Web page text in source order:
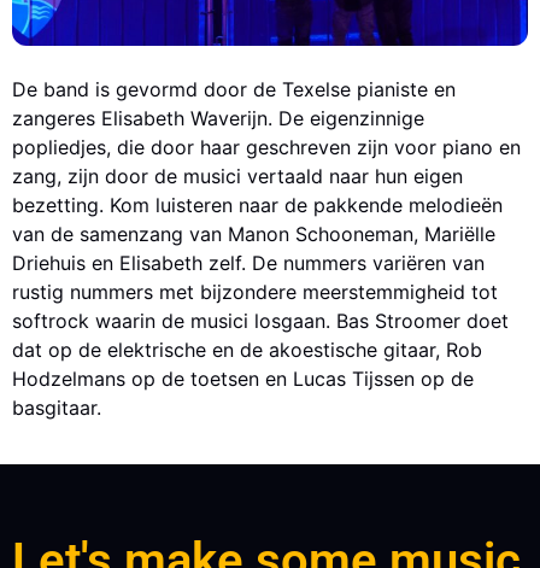
De band is gevormd door de Texelse pianiste en
zangeres Elisabeth Waverijn. De eigenzinnige
popliedjes, die door haar geschreven zijn voor piano en
zang, zijn door de musici vertaald naar hun eigen
bezetting. Kom luisteren naar de pakkende melodieën
van de samenzang van Manon Schooneman, Mariëlle
Driehuis en Elisabeth zelf. De nummers variëren van
rustig nummers met bijzondere meerstemmigheid tot
softrock waarin de musici losgaan. Bas Stroomer doet
dat op de elektrische en de akoestische gitaar, Rob
Hodzelmans op de toetsen en Lucas Tijssen op de
basgitaar.